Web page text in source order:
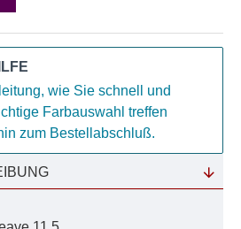
wie Sie schnell und
Farbauswahl treffen
zum Bestellabschluß.